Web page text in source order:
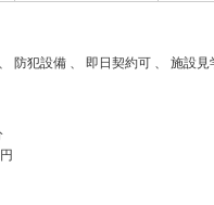
防犯設備 、 即日契約可 、 施設